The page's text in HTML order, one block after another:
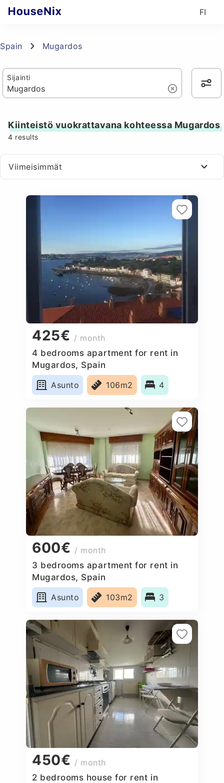
FI
Spain Mugardos
Sijainti
Kiinteistö vuokrattavana kohteessa Mugardos
4 results
Viimeisimmät
425€ / month
4 bedrooms apartment for rent in
Mugardos, Spain
Asunto
106m2 4
600€ / month
3 bedrooms apartment for rent in
Mugardos, Spain
Asunto
103m2 3
450€ / month
2 bedrooms house for rent in